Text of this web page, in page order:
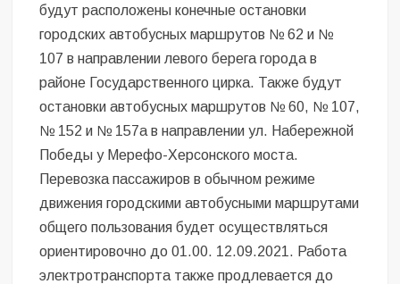
будут расположены конечные остановки
городских автобусных маршрутов № 62 и №
107 в направлении левого берега города в
районе Государственного цирка. Также будут
остановки автобусных маршрутов № 60, № 107,
№ 152 и № 157а в направлении ул. Набережной
Победы у Мерефо-Херсонского моста.
Перевозка пассажиров в обычном режиме
движения городскими автобусными маршрутами
общего пользования будет осуществляться
ориентировочно до 01.00. 12.09.2021. Работа
электротранспорта также продлевается до